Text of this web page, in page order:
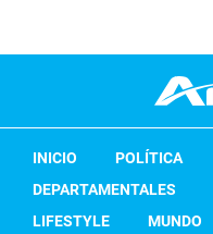
INICIO POLÍTICA
DEPARTAMENTALES
LIFESTYLE
MUNDO